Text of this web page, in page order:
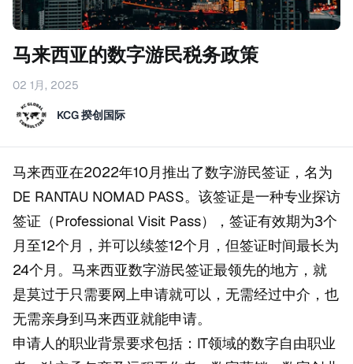
马来西亚的数字游民税务政策
02 1月, 2025
KCG 揆创国际
马来西亚在2022年10月推出了数字游民签证，名为
DE RANTAU NOMAD PASS。该签证是一种专业探访
签证（Professional Visit Pass），签证有效期为3个
月至12个月，并可以续签12个月，但签证时间最长为
24个月。马来西亚数字游民签证最领先的地方，就
是莫过于只需要网上申请就可以，无需经过中介，也
无需亲身到马来西亚就能申请。
申请人的职业背景要求包括：IT领域的数字自由职业